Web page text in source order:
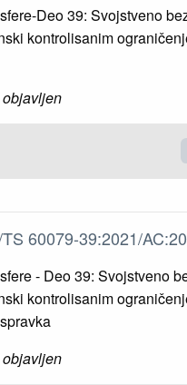
Deo 39: Svojstveno
kontrolisanim
60079-39:2021/
- Deo 39: Svojstveno
kontrolisanim